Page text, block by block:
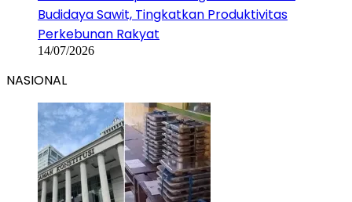
Budidaya Sawit, Tingkatkan Produktivitas
Perkebunan Rakyat
14/07/2026
NASIONAL